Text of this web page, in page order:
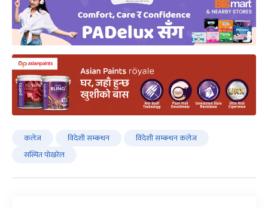
कलेज विदेशी सम्बन्धन
विदेशी सम्बन्धन कलेज
सस्मित पोखरेल